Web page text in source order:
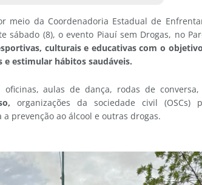
meio da Coordenadoria Estadual de
sábado (8), o evento Piauí sem Drogas, no
culturais e educativas com o
e estimular hábitos saudáveis.
oficinas, aulas de dança, rodas de
organizações da sociedade civil (OSCs)
prevenção ao álcool e outras drogas.